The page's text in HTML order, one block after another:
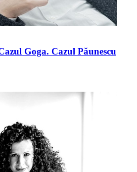
Goga. Cazul Păunescu